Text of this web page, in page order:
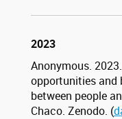
2023
Anonymous.
opportunities and
between people
Chaco. Zenodo. (